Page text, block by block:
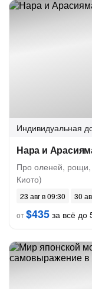
Индивидуальная
Нара и
Про оленей, рощи,
Киото)
23 авг в 09:30
30
от$435 за всё до